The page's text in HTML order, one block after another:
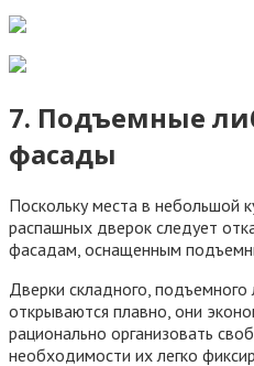
7. Подъемные
фасады
Поскольку места в небольшой
распашных дверок следует
фасадам, оснащенным
Дверки складного,
открываются плавно, они
рационально организовать
необходимости их легко